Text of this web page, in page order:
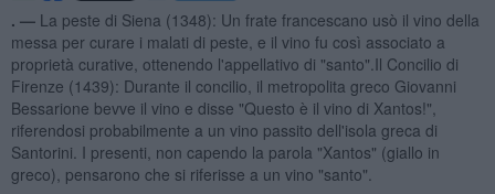
. — La peste di Siena (1348): Un frate francescano usò il vino della
messa per curare i malati di peste, e il vino fu così associato a
proprietà curative, ottenendo l'appellativo di "santo".Il Concilio di
Firenze (1439): Durante il concilio, il metropolita greco Giovanni
Bessarione bevve il vino e disse "Questo è il vino di Xantos!",
riferendosi probabilmente a un vino passito dell'isola greca di
Santorini. I presenti, non capendo la parola "Xantos" (giallo in
greco), pensarono che si riferisse a un vino "santo".